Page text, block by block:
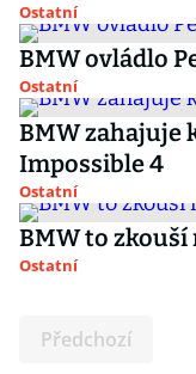
Ostatní
BMW ovládlo
Ostatní
BMW zahajuje
Impossible 4
Ostatní
BMW to
Ostatní
Předchozí